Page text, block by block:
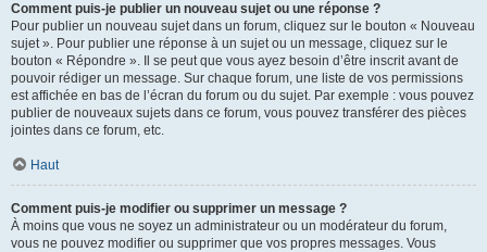
Comment puis-je publier un nouveau sujet ou une réponse ?
Pour publier un nouveau sujet dans un forum, cliquez sur le bouton « Nouveau
sujet ». Pour publier une réponse à un sujet ou un message, cliquez sur le
bouton « Répondre ». Il se peut que vous ayez besoin d’être inscrit avant de
pouvoir rédiger un message. Sur chaque forum, une liste de vos permissions
est affichée en bas de l’écran du forum ou du sujet. Par exemple : vous pouvez
publier de nouveaux sujets dans ce forum, vous pouvez transférer des pièces
jointes dans ce forum, etc.
Haut
Comment puis-je modifier ou supprimer un message ?
À moins que vous ne soyez un administrateur ou un modérateur du forum,
vous ne pouvez modifier ou supprimer que vos propres messages. Vous